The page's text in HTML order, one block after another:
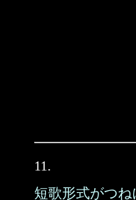
11.
短歌形式がつ